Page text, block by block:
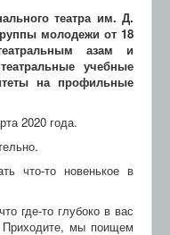
театра им. Д.
молодежи от 18
азам и
учебные
на профильные
2020 года.
что-то новенькое в
где-то глубоко в вас
Приходите, мы поищем